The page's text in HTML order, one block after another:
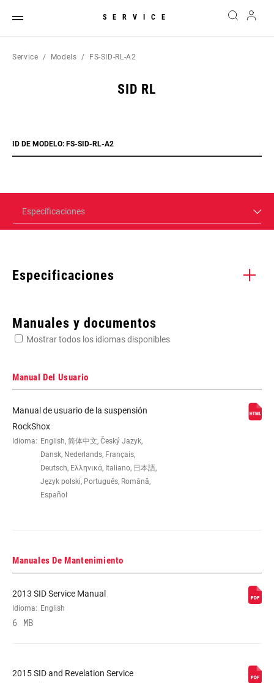
SERVICE
Service Models FS-SID-RL-A2
SID RL
ID DE MODELO: FS-SID-RL-A2
Especificaciones
Especificaciones
WHEEL SIZE
TRAVEL (MM) 100mm, 110mm, 120mm, 80mm
Tapered, Tapered
Manuales y documentos
Mostrar todos los idiomas disponibles
Manual Del Usuario
Manual de usuario de la suspensión
RockShox
Idioma: English, 简体中文, Český Jazyk,
Dansk, Nederlands, Français,
Deutsch, Ελληνικά, Italiano, 日本語,
Język polski, Português, Română,
Español
Manuales De Mantenimiento
2013 SID Service Manual
Idioma: English
6 MB
2015 SID and Revelation Service